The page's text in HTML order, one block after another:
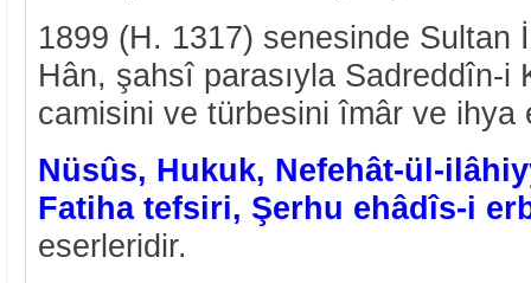
1899 (H. 1317) senesinde Sultan
Hân, şahsî parasıyla Sadreddîn-i
camisini ve türbesini îmâr ve ihya
Nüsûs, Hukuk, Nefehât-ül-
Fatiha tefsiri, Şerhu ehâdîs-i
eserleridir.